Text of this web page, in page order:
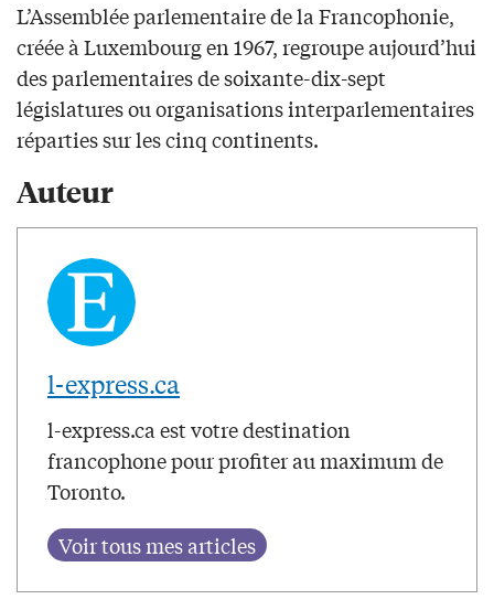
L’Assemblée parlementaire de la Francophonie,
créée à Luxembourg en 1967, regroupe aujourd’hui
des parlementaires de soixante-dix-sept
législatures ou organisations interparlementaires
réparties sur les cinq continents.
Auteur
l-express.ca
l-express.ca est votre destination
francophone pour profiter au maximum de
Toronto.